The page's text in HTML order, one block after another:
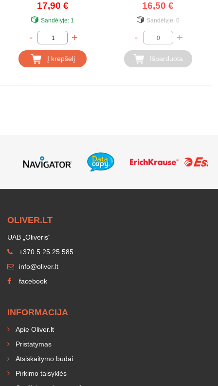
17,90 €
Sandėlyje: 1
- +
Į krepšelį
16,50 €
Sandėlyje: 0
- +
Išparduota
OLIVER.LT
UAB „Oliveris“
+370 5 25 25 585
info@oliver.lt
facebook
INFORMACIJA
Apie Oliver.lt
Pristatymas
Atsiskaitymo būdai
Pirkimo taisyklės